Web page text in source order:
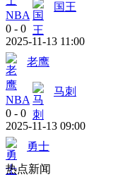
NBA
国王
0 - 0
2025-11-13 11:00
老鹰
NBA
马刺
0 - 0
2025-11-13 09:00
勇士
热点新闻